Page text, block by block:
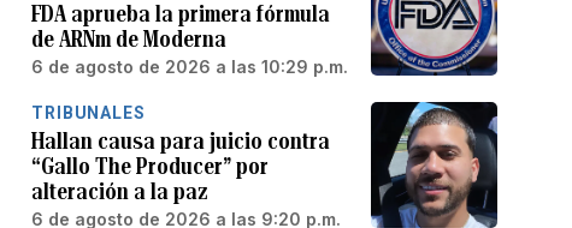
FDA aprueba la primera fórmula
de ARNm de Moderna
6 de agosto de 2026 a las 10:29 p.m.
TRIBUNALES
Hallan causa para juicio contra
“Gallo The Producer” por
alteración a la paz
6 de agosto de 2026 a las 9:20 p.m.